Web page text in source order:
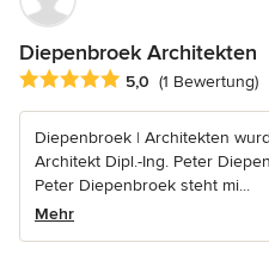
Diepenbroek Architekten
Durchschnittliche Bewertung:
5,0 (1 Bewertung)
Diepenbroek | Architekten
Architekt Dipl.-Ing. Peter
Peter Diepenbroek steht mi...
Mehr